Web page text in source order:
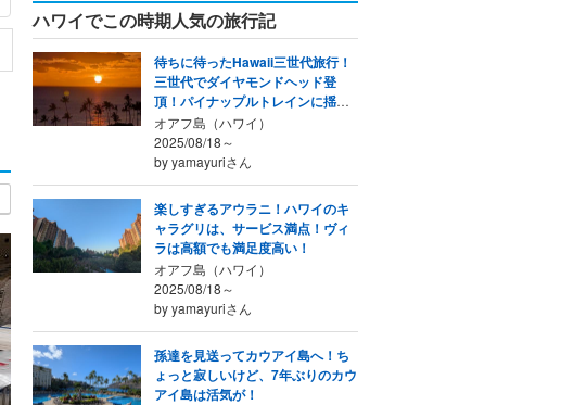
ハワイでこの時期人気の旅行記
待ちに待ったHawaii三世代旅行！
三世代でダイヤモンドヘッド登
頂！パイナップルトレインに揺ら
れて！
オアフ島（ハワイ）
2025/08/18～
by yamayuriさん
楽しすぎるアウラニ！ハワイのキ
ャラグリは、サービス満点！ヴィ
ラは高額でも満足度高い！
オアフ島（ハワイ）
2025/08/18～
by yamayuriさん
孫達を見送ってカウアイ島へ！ち
ょっと寂しいけど、7年ぶりのカウ
アイ島は活気が！